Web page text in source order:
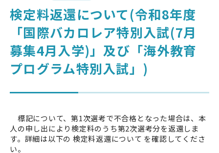
大学を知る
高校教員の方ENGLISH 筑波大学 大学院入試
検定料返還について(令和8年度
「国際バカロレア特別入試(7月
募集4月入学)」及び「海外教育
プログラム特別入試」)
標記について、第1次選考で不合格となった場合は、本
人の申し出により検定料のうち第2次選考分を返還しま
す。詳細は以下の 検定料返還について を確認してくださ
い。